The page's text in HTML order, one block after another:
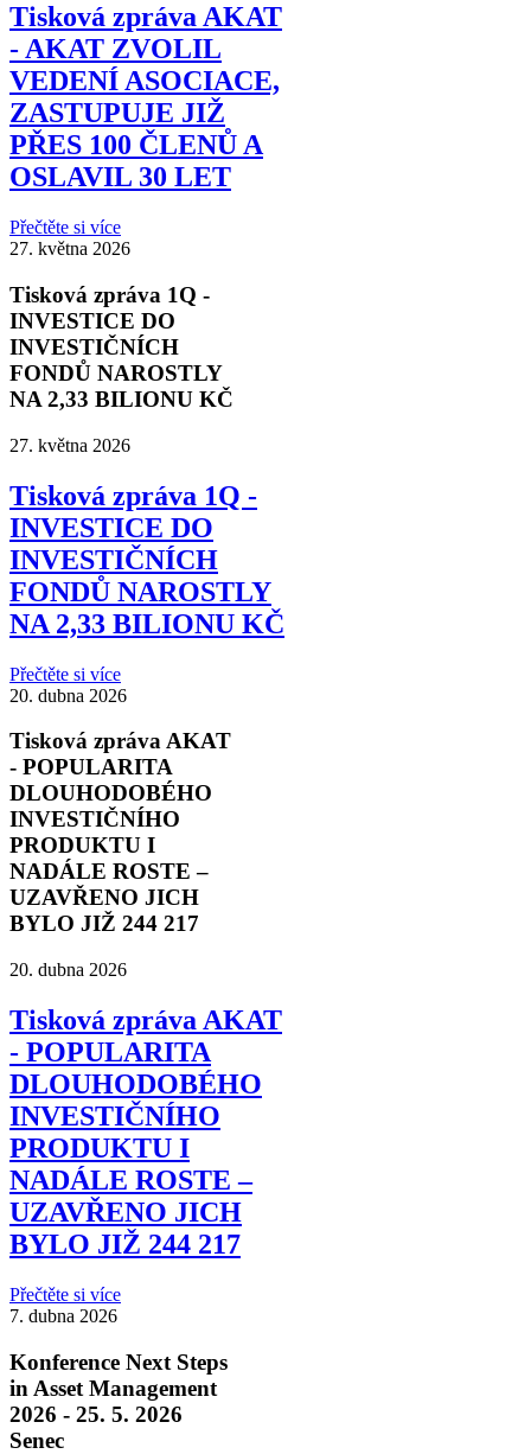
Tisková zpráva AKAT
- AKAT ZVOLIL
VEDENÍ ASOCIACE,
ZASTUPUJE JIŽ
PŘES 100 ČLENŮ A
OSLAVIL 30 LET
Přečtěte si více
27. května 2026
Tisková zpráva 1Q -
INVESTICE DO
INVESTIČNÍCH
FONDŮ NAROSTLY
NA 2,33 BILIONU KČ
27. května 2026
Tisková zpráva 1Q -
INVESTICE DO
INVESTIČNÍCH
FONDŮ NAROSTLY
NA 2,33 BILIONU KČ
Přečtěte si více
20. dubna 2026
Tisková zpráva AKAT
- POPULARITA
DLOUHODOBÉHO
INVESTIČNÍHO
PRODUKTU I
NADÁLE ROSTE –
UZAVŘENO JICH
BYLO JIŽ 244 217
20. dubna 2026
Tisková zpráva AKAT
- POPULARITA
DLOUHODOBÉHO
INVESTIČNÍHO
PRODUKTU I
NADÁLE ROSTE –
UZAVŘENO JICH
BYLO JIŽ 244 217
Přečtěte si více
7. dubna 2026
Konference Next Steps
in Asset Management
2026 - 25. 5. 2026
Senec